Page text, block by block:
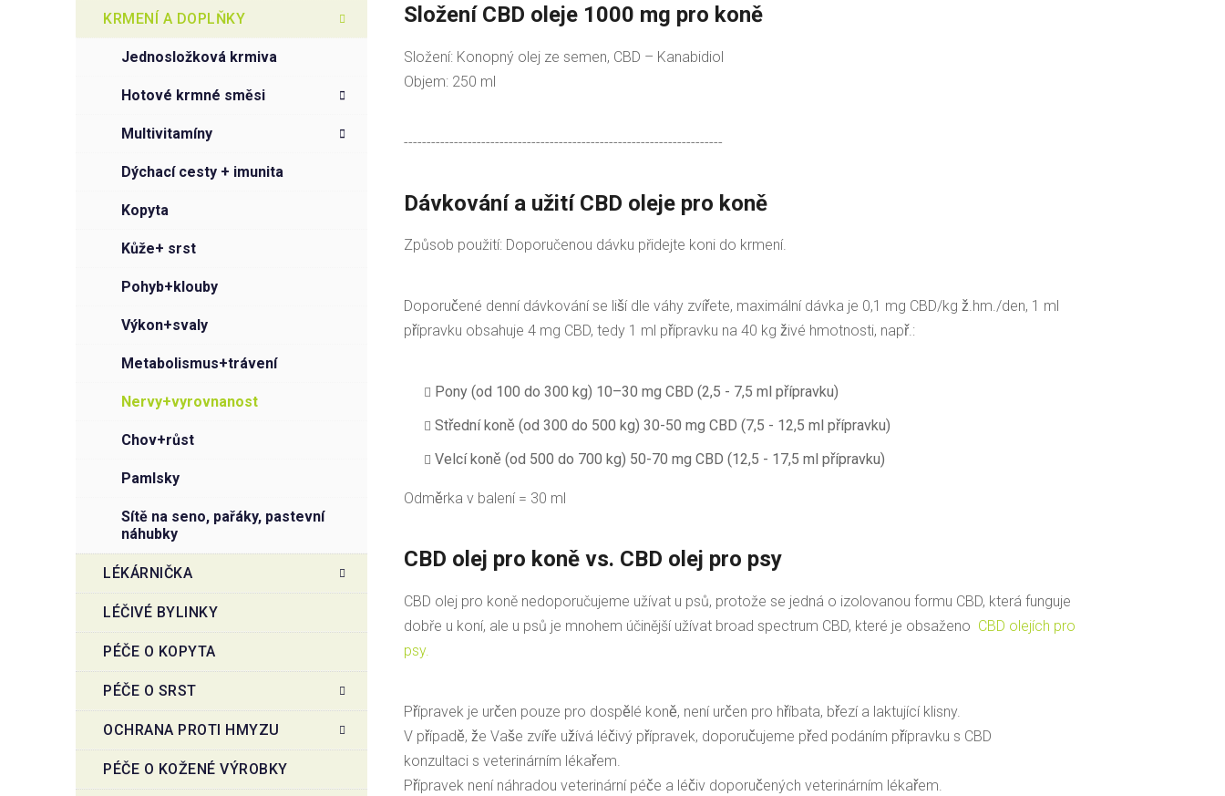
KRMENÍ A DOPLŇKY
jednosložková krmiva
hotové krmné směsi
multivitamíny
dýchací cesty + imunita
kopyta
kůže+ srst
pohyb+klouby
výkon+svaly
metabolismus+trávení
nervy+vyrovnanost
chov+růst
pamlsky
sítě na seno, pařáky, pastevní
náhubky
LÉKÁRNIČKA
LÉČIVÉ BYLINKY
PÉČE O KOPYTA
PÉČE O SRST
OCHRANA PROTI HMYZU
PÉČE O KOŽENÉ VÝROBKY
Složení CBD oleje 1000 mg pro koně
Složení: Konopný olej ze semen, CBD – Kanabidiol
Objem: 250 ml
----------------------------------------------------------------------
Dávkování a užití CBD oleje pro koně
Způsob použití: Doporučenou dávku přidejte koni do krmení.
Doporučené denní dávkování se liší dle váhy zvířete, maximální dávka je 0,1 mg CBD/kg ž.hm./den, 1 ml
přípravku obsahuje 4 mg CBD, tedy 1 ml přípravku na 40 kg živé hmotnosti, např.:
Pony (od 100 do 300 kg) 10–30 mg CBD (2,5 - 7,5 ml přípravku)
Střední koně (od 300 do 500 kg) 30-50 mg CBD (7,5 - 12,5 ml přípravku)
Velcí koně (od 500 do 700 kg) 50-70 mg CBD (12,5 - 17,5 ml přípravku)
Odměrka v balení = 30 ml
CBD olej pro koně vs. CBD olej pro psy
CBD olej pro koně nedoporučujeme užívat u psů, protože se jedná o izolovanou formu CBD, která funguje
dobře u koní, ale u psů je mnohem účinější užívat broad spectrum CBD, které je obsaženo CBD olejích pro
psy.
Přípravek je určen pouze pro dospělé koně, není určen pro hříbata, březí a laktující klisny.
V případě, že Vaše zvíře užívá léčivý přípravek, doporučujeme před podáním přípravku s CBD
konzultaci s veterinárním lékařem.
Přípravek není náhradou veterinární péče a léčiv doporučených veterinárním lékařem.